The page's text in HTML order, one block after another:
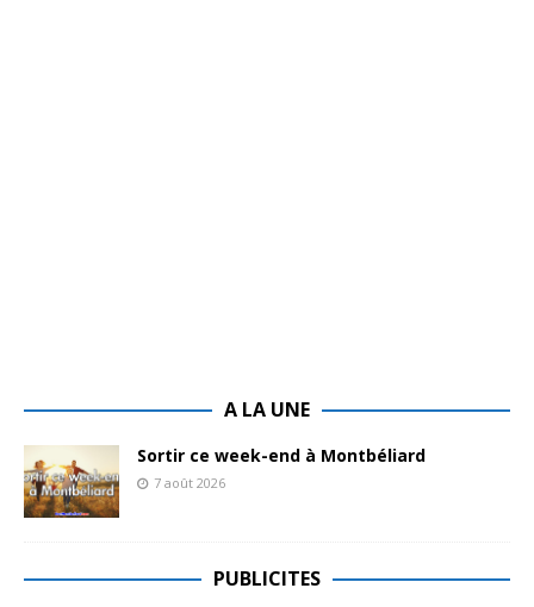
A LA UNE
Sortir ce week-end à Montbéliard
7 août 2026
PUBLICITES